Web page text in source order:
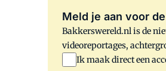
Meld je aan voor
Bakkerswereld.nl is de
videoreportages,
Ik maak direct een